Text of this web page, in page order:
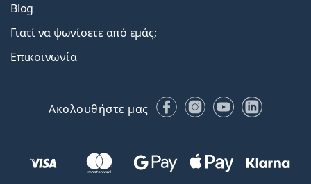
Blog
Γιατί να ψωνίσετε από εμάς;
Επικοινωνία
Ακολουθήστε μας FacebookInstagram
YouTubeLinkedIn